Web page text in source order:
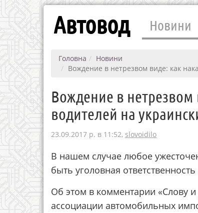
Автовод Новини
Головна
Новини
Вождение в нетрезвом виде: как
Вождение в
водителей на
23.09.2017 р. в 11:52, slovoidilo
В нашем случае любое
быть уголовная
Об этом в комментарии «Слову и
ассоциации автомобильных